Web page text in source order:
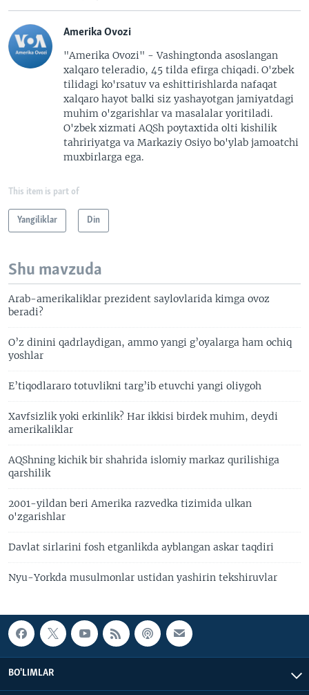
Amerika Ovozi
"Amerika Ovozi" - Vashingtonda asoslangan
xalqaro teleradio, 45 tilda efirga chiqadi. O'zbek
tilidagi ko'rsatuv va eshittirishlarda nafaqat
xalqaro hayot balki siz yashayotgan jamiyatdagi
muhim o'zgarishlar va masalalar yoritiladi.
O'zbek xizmati AQSh poytaxtida olti kishilik
tahririyatga va Markaziy Osiyo bo'ylab jamoatchi
muxbirlarga ega.
This item is part of
Yangiliklar Din
Shu mavzuda
Arab-amerikaliklar prezident saylovlarida kimga ovoz
beradi?
O’z dinini qadrlaydigan, ammo yangi g’oyalarga ham ochiq
yoshlar
E’tiqodlararo totuvlikni targ’ib etuvchi yangi oliygoh
Xavfsizlik yoki erkinlik? Har ikkisi birdek muhim, deydi
amerikaliklar
AQShning kichik bir shahrida islomiy markaz qurilishiga
qarshilik
2001-yildan beri Amerika razvedka tizimida ulkan
o'zgarishlar
Davlat sirlarini fosh etganlikda ayblangan askar taqdiri
Nyu-Yorkda musulmonlar ustidan yashirin tekshiruvlar
BO'LIMLAR